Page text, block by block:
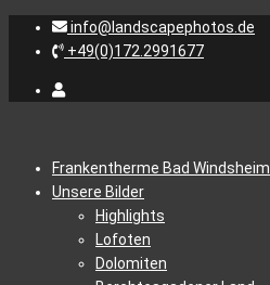
info@landscapephotos.de
+49(0)172.2991677
Frankentherme Bad Windsheim
Unsere Bilder
Highlights
Lofoten
Dolomiten